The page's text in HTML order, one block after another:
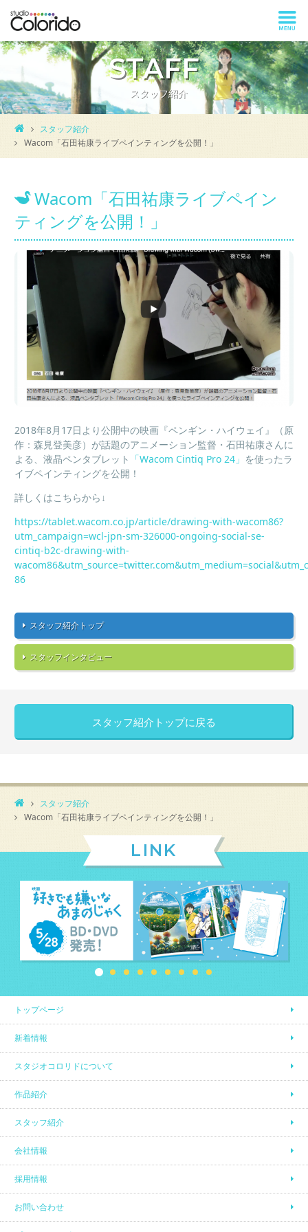
STAFF
スタッフ紹介
スタッフ紹介
Wacom「石田祐康ライブペインティングを公開！」
Wacom「石田祐康ライブペイン
ティングを公開！」
2018年8月17日より公開中の映画『ペンギン・ハイウェイ』（原
作：森見登美彦）が話題のアニメーション監督・石田祐康さんに
よる、液晶ペンタブレット 「Wacom Cintiq Pro 24」 を使ったラ
イブペインティングを公開！
詳しくはこちらから↓
https://tablet.wacom.co.jp/article/drawing-with-wacom86?
utm_campaign=wcl-jpn-sm-326000-ongoing-social-se-
cintiq-b2c-drawing-with-
86
スタッフ紹介トップ
スタッフインタビュー
スタッフ紹介トップに戻る
スタッフ紹介
Wacom「石田祐康ライブペインティングを公開！」
LINK
トップページ
新着情報
スタジオコロリドについて
作品紹介
スタッフ紹介
会社情報
採用情報
お問い合わせ